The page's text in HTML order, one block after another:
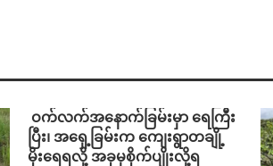
⁩ ⁨ဝက်လက်အနောက်ခြမ်းမှာ ရေကြီး
ပြီး၊ အရှေ့ခြမ်းက ကျေးရွာတချို့
မိုးရေရလို့ အခုမှစိုက်ပျိုးလို့ရ